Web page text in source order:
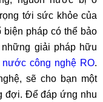
tới sức khỏe của
biện pháp có thể bảo
giải pháp hữu
công nghệ RO.
sẽ cho bạn một
đợi. Để đáp ứng nhu